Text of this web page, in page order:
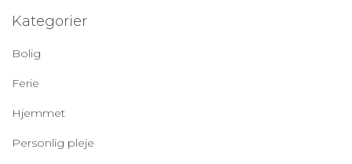
Kategorier
Bolig
Ferie
Hjemmet
Personlig pleje